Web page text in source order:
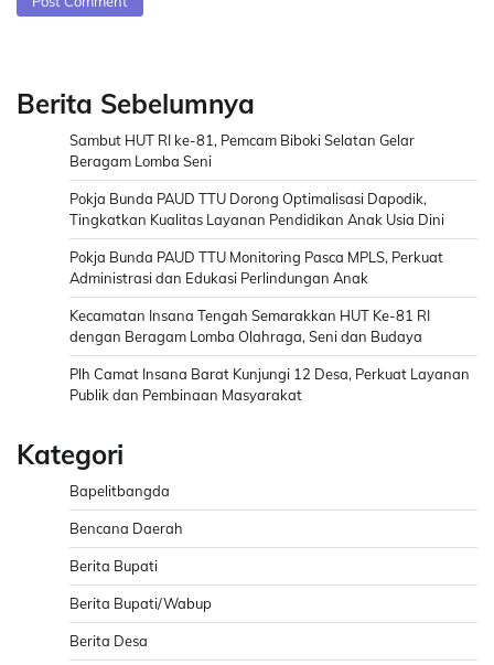
Berita Sebelumnya
Sambut HUT RI ke-81, Pemcam Biboki Selatan Gelar
Beragam Lomba Seni
Pokja Bunda PAUD TTU Dorong Optimalisasi Dapodik,
Tingkatkan Kualitas Layanan Pendidikan Anak Usia Dini
Pokja Bunda PAUD TTU Monitoring Pasca MPLS, Perkuat
Administrasi dan Edukasi Perlindungan Anak
Kecamatan Insana Tengah Semarakkan HUT Ke-81 RI
dengan Beragam Lomba Olahraga, Seni dan Budaya
Plh Camat Insana Barat Kunjungi 12 Desa, Perkuat Layanan
Publik dan Pembinaan Masyarakat
Kategori
Bapelitbangda
Bencana Daerah
Berita Bupati
Berita Bupati/Wabup
Berita Desa